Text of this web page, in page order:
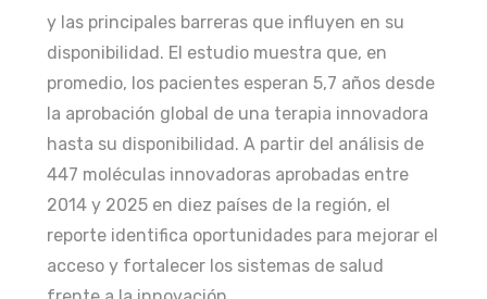
y las principales barreras que influyen en su
disponibilidad. El estudio muestra que, en
promedio, los pacientes esperan 5,7 años desde
la aprobación global de una terapia innovadora
hasta su disponibilidad. A partir del análisis de
447 moléculas innovadoras aprobadas entre
2014 y 2025 en diez países de la región, el
reporte identifica oportunidades para mejorar el
acceso y fortalecer los sistemas de salud